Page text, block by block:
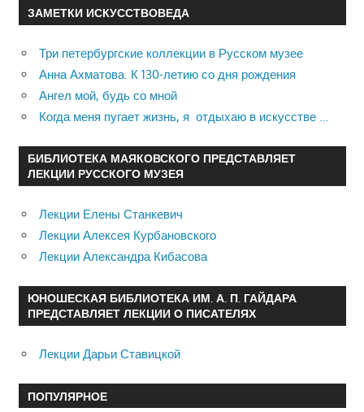
ЗАМЕТКИ ИСКУССТВОВЕДА
Три петербургские коллекции в Русском музее
Анна Ахматова. К 130-летию со дня рождения
Ангел мой, будь со мной
Когда меня пугает жизнь, я отдыхаю в искусстве …
БИБЛИОТЕКА МАЯКОВСКОГО ПРЕДСТАВЛЯЕТ
ЛЕКЦИИ РУССКОГО МУЗЕЯ
Лекции Елены Станкевич
Лекции Алексея Курбановского
Лекции Александра Кибасова
ЮНОШЕСКАЯ БИБЛИОТЕКА ИМ. А. П. ГАЙДАРА
ПРЕДСТАВЛЯЕТ ЛЕКЦИИ О ПИСАТЕЛЯХ
Лекции Дарьи Ставицкой
ПОПУЛЯРНОЕ